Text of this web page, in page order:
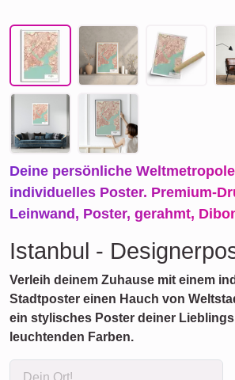
Deine persönliche
individuelles Poster. Premium-
Leinwand, Poster, gerahmt,
Istanbul -
Verleih deinem Zuhause mit einem
Stadtposter einen Hauch von
ein stylisches Poster deiner
leuchtenden Farben.